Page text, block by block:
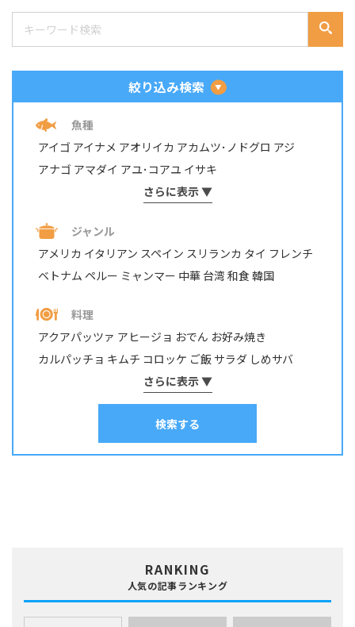
絞り込み検索
魚種
アイゴ アイナメ アオリイカ アカムツ･ノドグロ アジ
アナゴ アマダイ アユ･コアユ イサキ
イシダイ・イシガキダイイスズミイトヨリダイ
オイカワ・カワムツ・モロコ
カツオ カマス カレイカワハギカンパチ
キジハタ・アコウキスキュウセン･ベラ
グチ･イシモチ
コイ・ニゴイ
コウイカ コブダイ
サケ･アキアジ
サッパ・コノシロ
サバ サヨリ サワラ・サゴシ シイラ
スルメイカソイ
ニザダイ・サンノジニシンネズミゴチ・メゴチ
さらに表示 ▼
ジャンル
アメリカ イタリアン スペイン スリランカ タイ フレンチ
ベトナム ペルー ミャンマー 中華 台湾 和食 韓国
料理
アクアパッツァ アヒージョ おでん お好み焼き
カルパッチョ キムチ コロッケ ご飯 サラダ しめサバ
そうめん ソテータコ焼き
パスタホイル焼きマリネみりん干し
刺身南蛮漬け
揚げ物昆布締め春巻き汁物漬け料理
さらに表示 ▼
検索する
RANKING
人気の記事ランキング